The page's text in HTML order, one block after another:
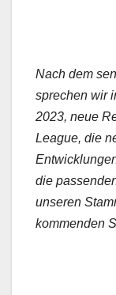
Nach dem
sprechen wir
2023, neue
League, die
die
unseren
kommenden